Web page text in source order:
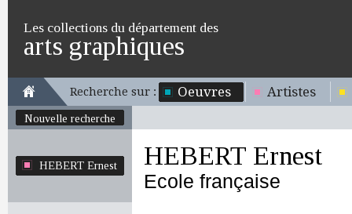
Les collections du département des
arts graphiques
Recherche sur : Oeuvres Artistes
Nouvelle recherche
HEBERT Ernest HEBERT Ernest
Ecole française